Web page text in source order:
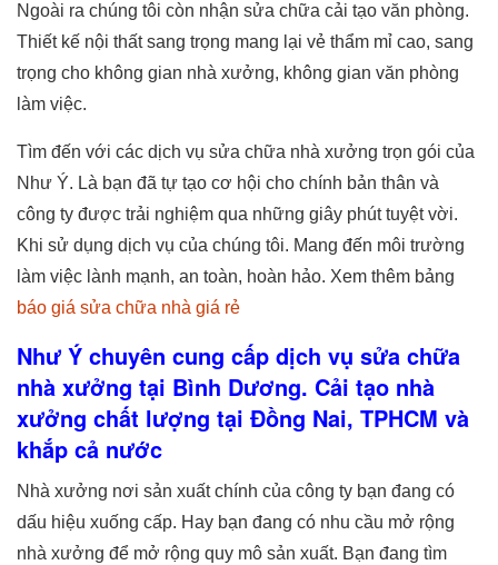
Ngoài ra chúng tôi còn nhận sửa chữa cải tạo văn phòng.
Thiết kế nội thất sang trọng mang lại vẻ thẩm mỉ cao, sang
trọng cho không gian nhà xưởng, không gian văn phòng
làm việc.
Tìm đến với các dịch vụ sửa chữa nhà xưởng trọn gói của
Như Ý. Là bạn đã tự tạo cơ hội cho chính bản thân và
công ty được trải nghiệm qua những giây phút tuyệt vời.
Khi sử dụng dịch vụ của chúng tôi. Mang đến môi trường
làm việc lành mạnh, an toàn, hoàn hảo. Xem thêm bảng
báo giá sửa chữa nhà giá rẻ
Như Ý chuyên cung cấp dịch vụ sửa chữa
nhà xưởng tại Bình Dương. Cải tạo nhà
xưởng chất lượng tại Đồng Nai, TPHCM và
khắp cả nước
Nhà xưởng nơi sản xuất chính của công ty bạn đang có
dấu hiệu xuống cấp. Hay bạn đang có nhu cầu mở rộng
nhà xưởng để mở rộng quy mô sản xuất. Bạn đang tìm